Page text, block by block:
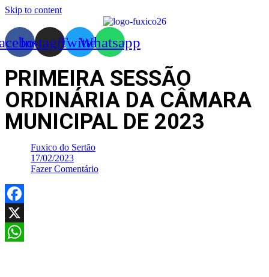
Skip to content
InstagramTwitterWhatsapp
PRIMEIRA SESSÃO
ORDINÁRIA DA CÂMARA
MUNICIPAL DE 2023
Fuxico do Sertão
17/02/2023
Fazer Comentário
Facebook
X